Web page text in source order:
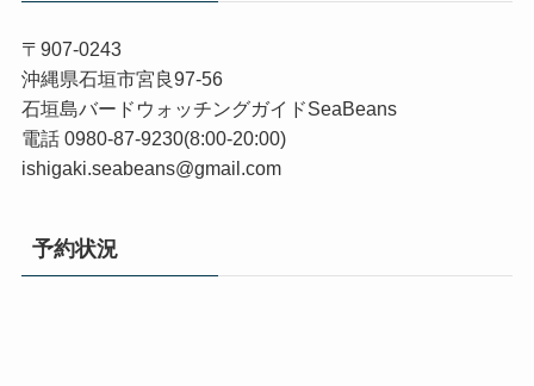
〒907-0243
沖縄県石垣市宮良97-56
石垣島バードウォッチングガイドSeaBeans
電話 0980-87-9230(8:00-20:00)
ishigaki.seabeans@gmail.com
予約状況